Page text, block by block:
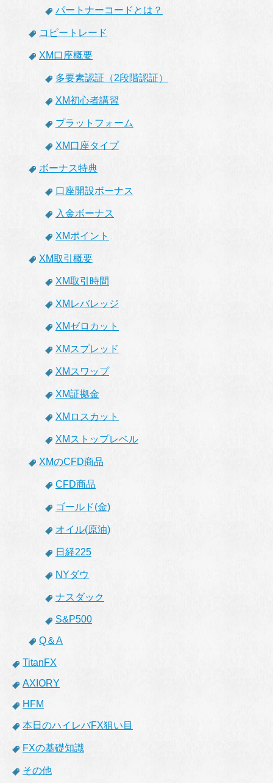
パートナーコードとは？
コピートレード
XM口座概要
多要素認証（2段階認証）
XM初心者講習
プラットフォーム
XM口座タイプ
ボーナス特典
口座開設ボーナス
入金ボーナス
XMポイント
XM取引概要
XM取引時間
XMレバレッジ
XMゼロカット
XMスプレッド
XMスワップ
XM証拠金
XMロスカット
XMストップレベル
XMのCFD商品
CFD商品
ゴールド(金)
オイル(原油)
日経225
NYダウ
ナスダック
S&P500
Q＆A
TitanFX
AXIORY
HFM
本日のハイレバFX狙い目
FXの基礎知識
その他